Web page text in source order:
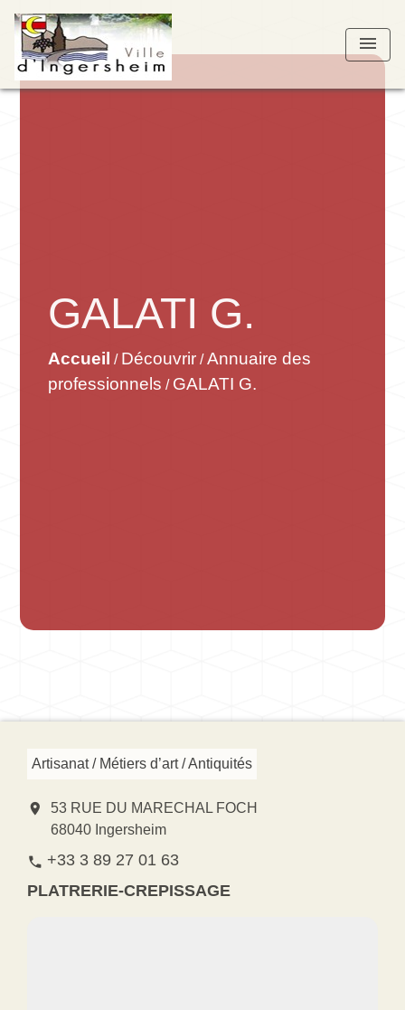
menu
GALATI G.
Accueil / Découvrir /Annuaire des
professionnels / GALATI G.
Artisanat / Métiers d’art / Antiquités
location_on
53 RUE DU MARECHAL FOCH
68040 Ingersheim
phone +33 3 89 27 01 63
PLATRERIE-CREPISSAGE